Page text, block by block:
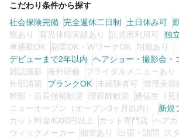
こだわり条件から探す
社会保険完備
完全週休二日制 土日休み可
寮あり
育児休暇実績あり 託児所利用可
独
車通勤OK
副業OK・WワークOK
制服あり
デビューまで2年以内
ヘアショー・撮影会・
雑誌撮影
海外研修 ブライダルメニューあり
外部講習
ブランクOK 未経験者可
管理美容
幹部・店長候補歓迎
理容師歓迎
通信生（見
ニューオープン（オープン3ヶ月以内）
新規
カット料金4000円以上
カット専門店
ヘア
ウィッグメーカー
個室あり 出張・訪問
ス